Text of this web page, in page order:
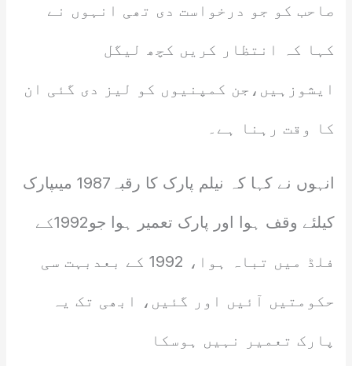
صاحب کو جو درخواست دی تھی انہوں نے
کہا کہ انتظار کریں کچھ لیگل
ایشوزہیں،جن کمپنیوں کو لیز دی گئی ان
کا وقت رہنا ہے۔
انہوں نے کہا کہ نیلم پارک کا رقبہ1987 میںپارک
کیلئے وقف ہوا اور پارک تعمیر ہوا جو1992کے
فلڈ میں تباہ ہوا، 1992 کے بعدبہت سی
حکومتیں آئیں اور گئیں، ابھی تک یہ
پارک تعمیر نہیں ہوسکا